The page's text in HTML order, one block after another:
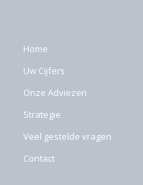
Home
Uw Cijfers
Onze Adviezen
Strategie
Veel gestelde vragen
Contact